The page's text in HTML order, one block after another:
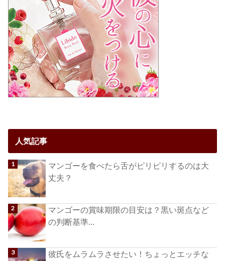
人気記事
マンゴーを食べたら舌がピリピリするのは大
丈夫？
マンゴーの賞味期限の目安は？黒い斑点など
の判断基準...
彼氏をムラムラさせたい！ちょっとエッチな